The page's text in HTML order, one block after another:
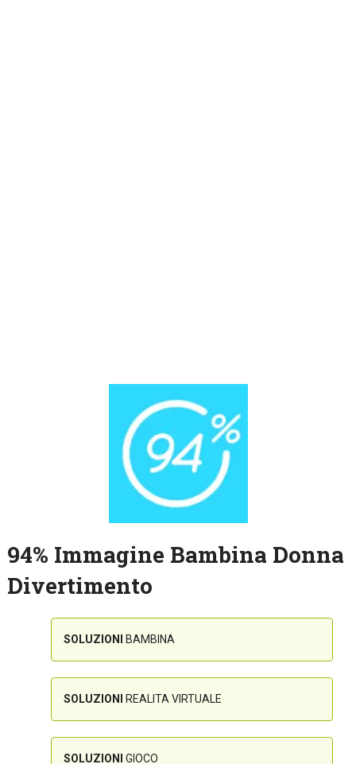
94% Immagine Bambina Donna
Divertimento
SOLUZIONI BAMBINA
SOLUZIONI REALITA VIRTUALE
SOLUZIONI GIOCO